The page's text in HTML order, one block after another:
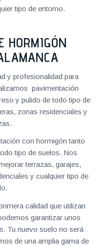
tipo de entorno.
HORMIGÓN
y profesionalidad para
pavimentación
y pulido de todo tipo de
zonas residenciales y
con hormigón tanto
tipo de suelos. Nos
terrazas, garajes,
y cualquier tipo de
calidad que utilizan
garantizar unos
Tu nuevo suelo no será
de una amplia gama de